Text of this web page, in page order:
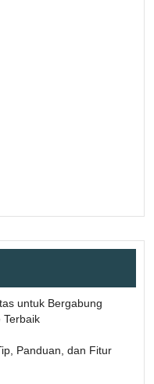
untuk Bergabung
Terbaik
Panduan, dan Fitur